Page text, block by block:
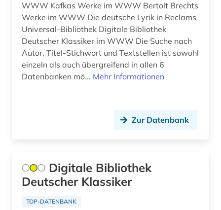
altbaumodernisierung (2)
altbestand (6)
altdänisch (3)
alte drucke (2)
altenglisch (8)
altenheim (1)
WWW Kafkas Werke im WWW Bertolt Brechts
Werke im WWW Die deutsche Lyrik in Reclams
Universal-Bibliothek Digitale Bibliothek
Deutscher Klassiker im WWW Die Suche nach
Autor, Titel-Stichwort und Textstellen ist sowohl
einzeln als auch übergreifend in allen 6
Datenbanken mö... Mehr Informationen
Zur Datenbank
Digitale Bibliothek
Deutscher Klassiker
TOP-DATENBANK